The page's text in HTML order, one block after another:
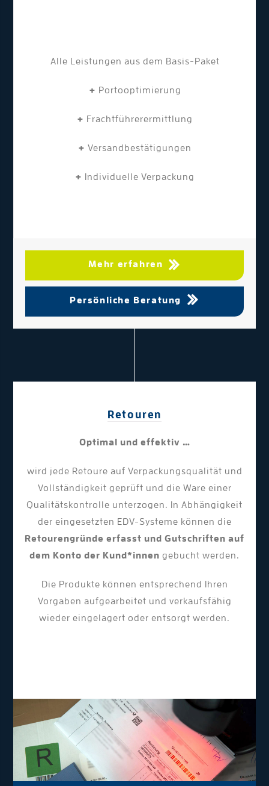
Alle Leistungen aus dem Basis-Paket
+ Portooptimierung
+ Frachtführerermittlung
+ Versandbestätigungen
+ Individuelle Verpackung
Mehr erfahren
Persönliche Beratung
Retouren
Optimal und effektiv …
wird jede Retoure auf Verpackungsqualität und
Vollständigkeit geprüft und die Ware einer
Qualitätskontrolle unterzogen. In Abhängigkeit
der eingesetzten EDV-Systeme können die
Retourengründe erfasst und Gutschriften auf
dem Konto der Kund*innen gebucht werden.
Die Produkte können entsprechend Ihren
Vorgaben aufgearbeitet und verkaufsfähig
wieder eingelagert oder entsorgt werden.